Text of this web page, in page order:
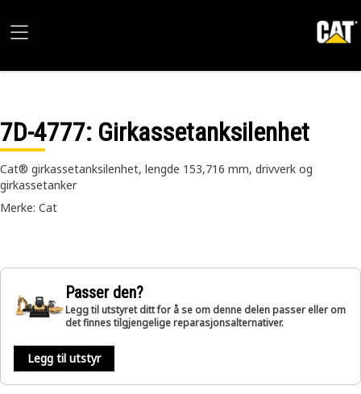
7D-4777: Girkassetanksilenhet
Cat® girkassetanksilenhet, lengde 153,716 mm, drivverk og
girkassetanker
Merke: Cat
Passer den?
Legg til utstyret ditt for å se om denne delen passer eller om
det finnes tilgjengelige reparasjonsalternativer.
Legg til utstyr